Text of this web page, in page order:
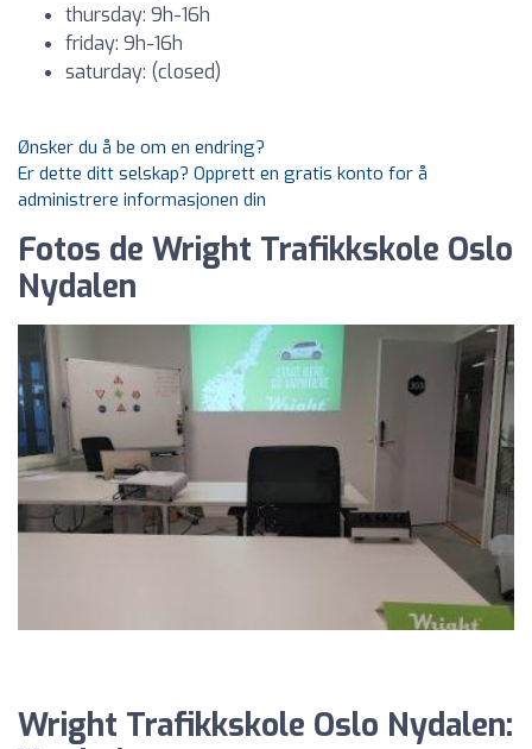
thursday: 9h-16h
friday: 9h-16h
saturday: (closed)
Ønsker du å be om en endring?
Er dette ditt selskap? Opprett en gratis konto for å
administrere informasjonen din
Fotos de Wright Trafikkskole Oslo
Nydalen
Wright Trafikkskole Oslo Nydalen: